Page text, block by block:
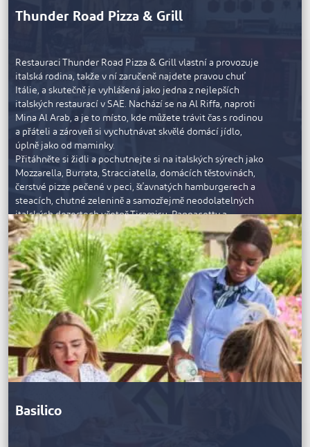
Thunder Road Pizza & Grill
Restauraci Thunder Road Pizza & Grill vlastní a provozuje
italská rodina, takže v ní zaručeně najdete pravou chuť
Itálie, a skutečně je vyhlášená jako jedna z nejlepších
italských restaurací v SAE. Nachází se na Al Riffa, naproti
Mina Al Arab, a je to místo, kde můžete trávit čas s rodinou
a přáteli a zároveň si vychutnávat skvělé domácí jídlo,
úplně jako od maminky.
Přitáhněte si židli a pochutnejte si na italských sýrech jako
Mozzarella, Burrata, Stracciatella, domácích těstovinách,
čerstvé pizze pečené v peci, šťavnatých hamburgerech a
steacích, chutné zelenině a samozřejmě neodolatelných
italských dezertech včetně Tiramisu, Pannacotty a
bezlepkového čokoládového dortu. Otevřeno je od 11 do 23
hodin a můžete si zde v klidu vychutnat oběd nebo večeři a
poté zajít na trh Thunder Road, kde se prodávají domácí
pochoutky včetně sýrů a hotových omáček, jako je pesto a
velmi pikantní „La Bomba“, a také řada dovážených
italských potravin.
Basilico